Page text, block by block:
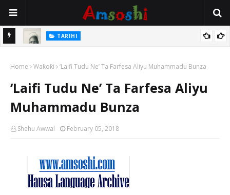
TARIHI
Usman Kure Bungudu
Home Waƙoƙi ‘Laifi Tudu Ne’ Ta Farfesa Aliyu Muhammadu Bunza
‘Laifi Tudu Ne’ Ta Farfesa Aliyu
Muhammadu Bunza
Shehu Awwal February 05, 2018